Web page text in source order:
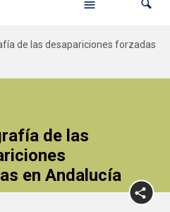
de las desapariciones forzadas
de las
en Andalucía